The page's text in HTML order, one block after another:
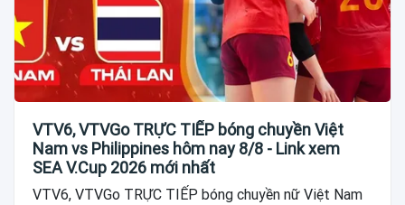
VTV6, VTVGo TRỰC TIẾP bóng chuyền Việt
Nam vs Philippines hôm nay 8/8 - Link xem
SEA V.Cup 2026 mới nhất
VTV6, VTVGo TRỰC TIẾP bóng chuyền nữ Việt Nam